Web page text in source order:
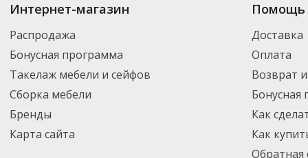
Интернет-магазин
Распродажа
Бонусная программа
Такелаж мебели и сейфов
Сборка мебели
Бренды
Карта сайта
Помощь
Доставка
Оплата
Возврат
Бонусная
Как
Как
Обратная